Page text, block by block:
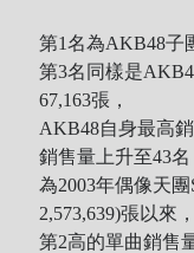
第1名為AKB48子
第3名同樣是
67,163張，
AKB48自身最高
銷售量上升至43名
為2003年偶像天
2,573,639)張以來，
第2高的單曲銷售